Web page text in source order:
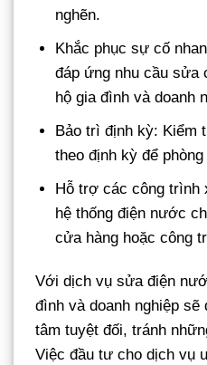
nghẽn.
Khắc phục sự cố
đáp ứng nhu cầu sửa
hộ gia đình và doanh
Bảo trì định kỳ: Kiểm
theo định kỳ để
Hỗ trợ các công trình
hệ thống điện nước
cửa hàng hoặc công
Với dịch vụ sửa điện
đình và doanh nghiệp
tâm tuyệt đối, tránh
Việc đầu tư cho dịch vụ